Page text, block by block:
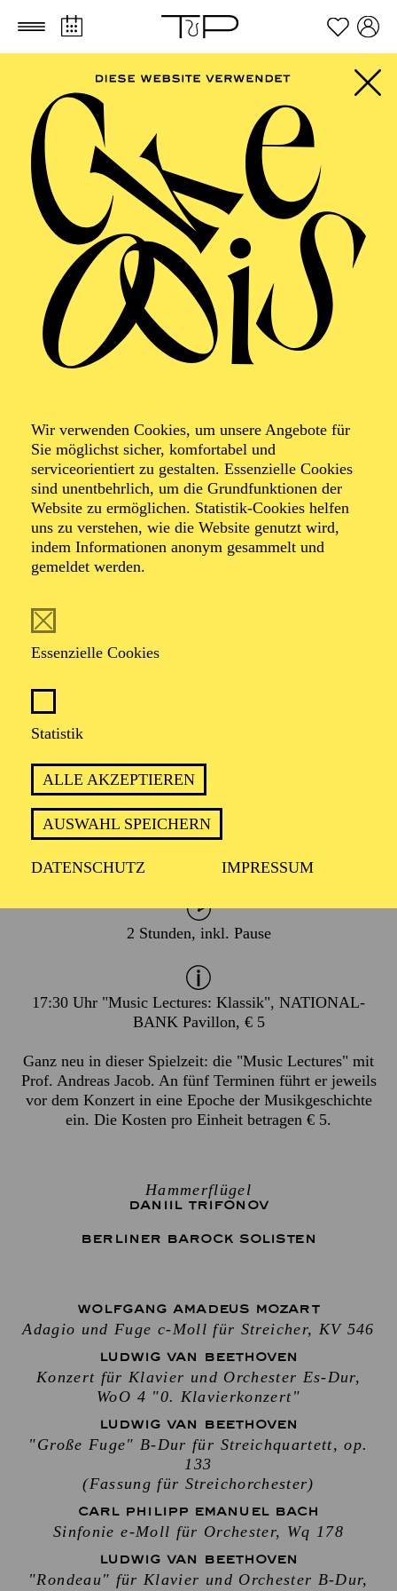
Zum Hauptinhalt springen Zum Footer springen
Wir verwenden Cookies, um unsere Angebote für
Sie möglichst sicher, komfortabel und
serviceorientiert zu gestalten. Essenzielle Cookies
sind unentbehrlich, um die Grundfunktionen der
Website zu ermöglichen. Statistik-Cookies helfen
uns zu verstehen, wie die Website genutzt wird,
indem Informationen anonym gesammelt und
gemeldet werden.
Essenzielle Cookies
Statistik
ALLE AKZEPTIEREN
AUSWAHL SPEICHERN
DATENSCHUTZ IMPRESSUM
PHILHARMONIE
bei Kerzenschein · Klavier
Daniil Trifonov
Beethoven
Discovery
Werke von Carl Philipp Emanuel Bach, Ludwig van
Beethoven, Wolfgang Amadeus Mozart
TERMIN
Sonntag 21. Februar 2027
2 Stunden, inkl. Pause
17:30 Uhr "Music Lectures: Klassik", NATIONAL-
BANK Pavillon, € 5
Ganz neu in dieser Spielzeit: die "Music Lectures" mit
Prof. Andreas Jacob. An fünf Terminen führt er jeweils
vor dem Konzert in eine Epoche der Musikgeschichte
ein. Die Kosten pro Einheit betragen € 5.
Hammerflügel
DANIIL TRIFONOV
BERLINER BAROCK SOLISTEN
WOLFGANG AMADEUS MOZART
Adagio und Fuge c-Moll für Streicher, KV 546
LUDWIG VAN BEETHOVEN
Konzert für Klavier und Orchester Es-Dur,
WoO 4 "0. Klavierkonzert"
LUDWIG VAN BEETHOVEN
"Große Fuge" B-Dur für Streichquartett, op.
133
(Fassung für Streichorchester)
CARL PHILIPP EMANUEL BACH
Sinfonie e-Moll für Orchester, Wq 178
LUDWIG VAN BEETHOVEN
"Rondeau" für Klavier und Orchester B-Dur,